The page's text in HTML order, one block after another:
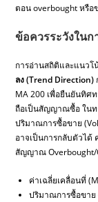
ตอน overbought หรือ
ข้อควรระวังใน
การอ่านสถิติและแนวโ
ลง (Trend Direction)
MA 200 เพื่อยืนยันทิศ
ถือเป็นสัญญาณซื้อ ใน
ปริมาณการซื้อขาย
อาจเป็นการกลับตัวได้
สัญญาณ Overbought/
ค่าเฉลี่ยเคลื่อนที่
ปริมาณการซื้อขาย